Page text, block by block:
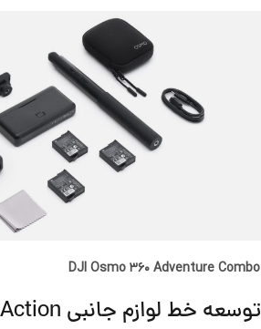
توسعه خط لوازم جانبی Osmo Action